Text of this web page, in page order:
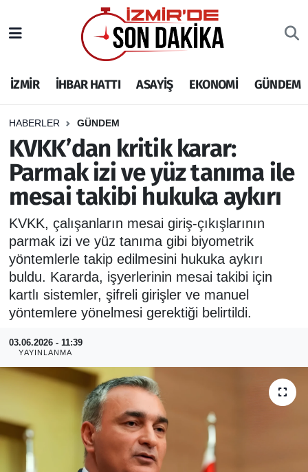
İZMİR İHBAR HATTI ASAYİŞ EKONOMİ GÜNDEM
HABERLER GÜNDEM
KVKK’dan kritik karar:
Parmak izi ve yüz tanıma ile
mesai takibi hukuka aykırı
KVKK, çalışanların mesai giriş-çıkışlarının
parmak izi ve yüz tanıma gibi biyometrik
yöntemlerle takip edilmesini hukuka aykırı
buldu. Kararda, işyerlerinin mesai takibi için
kartlı sistemler, şifreli girişler ve manuel
yöntemlere yönelmesi gerektiği belirtildi.
03.06.2026 - 11:39
YAYINLANMA
İHBAR HATTI
DEPREM
GENEL
EKONOMİ
SİYASET
SPOR
ASAYİŞ
İzmir Nöbetçi Eczaneler
İzmir Hava Durumu
İzmir Namaz Vakitleri
İzmir Trafik Yoğunluk Haritası
Puan Durumu ve Fikstür
Tüm Manşetler
Son Dakika Haberleri
Haber Arşivi